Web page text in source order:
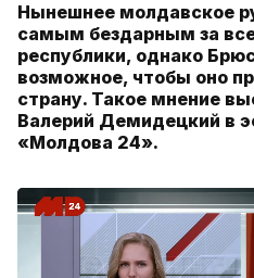
Нынешнее молдавское
самым бездарным за
республики, однако
возможное, чтобы оно
страну. Такое мнение
Валерий Демидецкий в
«Молдова 24».